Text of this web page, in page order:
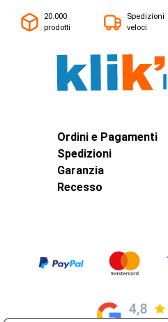
20.000
prodotti
Spedizioni
veloci
Ordini e Pagamenti
Spedizioni
Garanzia
Recesso